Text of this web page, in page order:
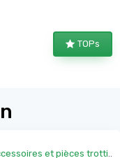
TOPs
et pièces trottinette électrique